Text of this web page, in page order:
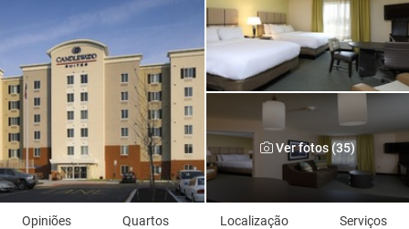
Ver fotos (35)
Opiniões Quartos Localização Serviços